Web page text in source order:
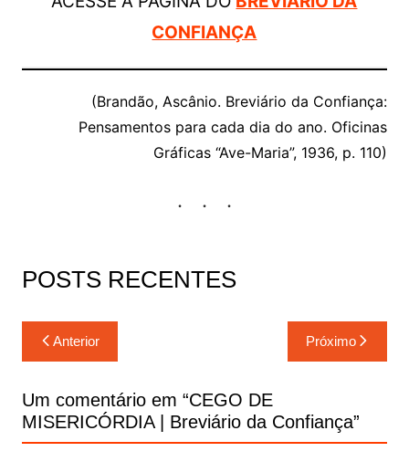
CONFIANÇA
(Brandão, Ascânio. Breviário da Confiança:
Pensamentos para cada dia do ano. Oficinas
Gráficas “Ave-Maria”, 1936, p. 110)
POSTS RECENTES
Navegação
de
Post
Anterior Próximo
Um comentário em “CEGO DE
MISERICÓRDIA | Breviário da Confiança”